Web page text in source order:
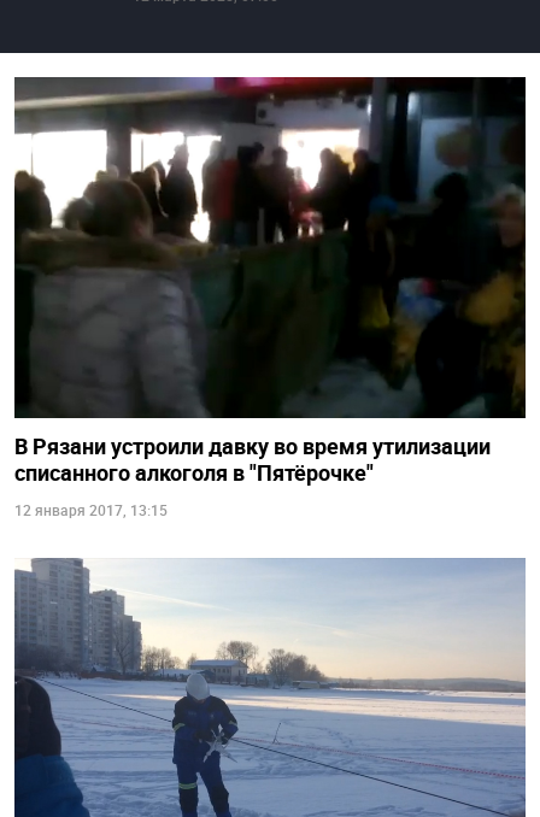
В Рязани устроили давку во время утилизации
списанного алкоголя в "Пятёрочке"
12 января 2017, 13:15